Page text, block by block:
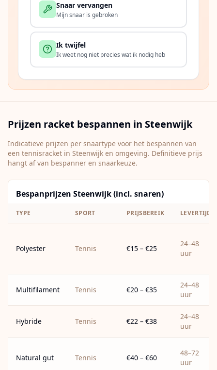
Snaar vervangen
Mijn snaar is gebroken
Ik twijfel
Ik weet nog niet precies wat ik nodig heb
Prijzen racket bespannen in Steenwijk
Indicatieve prijzen per snaartype voor het bespannen van
een tennisracket in Steenwijk en omgeving. Definitieve prijs
hangt af van bespanner en snaarkeuze.
Bespanprijzen Steenwijk (incl. snaren)
TYPE SPORT PRIJSBEREIK LEVERTIJD
Polyester Tennis €15 – €25
24–48
uur
Multifilament Tennis €20 – €35
24–48
uur
Hybride Tennis €22 – €38
24–48
uur
Natural gut Tennis €40 – €60
48–72
uur